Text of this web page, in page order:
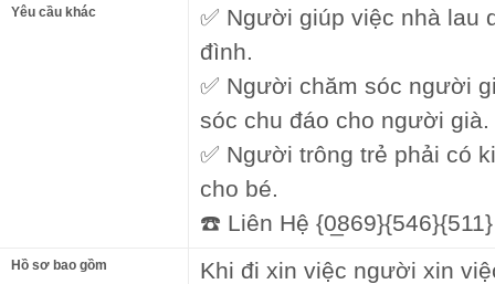
Yêu cầu khác
✅ Người giúp việc nhà lau
đình.
✅ Người chăm sóc người
sóc chu đáo cho người già.
✅ Người trông trẻ phải có
cho bé.
☎️ Liên Hệ
Hồ sơ bao gồm
Khi đi xin việc người xin